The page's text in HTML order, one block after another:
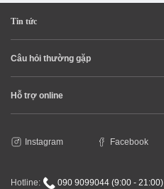
Tin tức
Câu hỏi thường gặp
Hỗ trợ online
Instagram Facebook
Hotline: 090 9099044 (9:00 - 21:00)